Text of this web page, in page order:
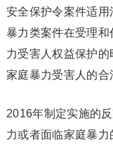
安全保护令案件适
暴力类案件在受理
力受害人权益保护
家庭暴力受害人的合
2016年制定实施的
力或者面临家庭暴